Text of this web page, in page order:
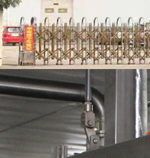
话：0536-
站网址：